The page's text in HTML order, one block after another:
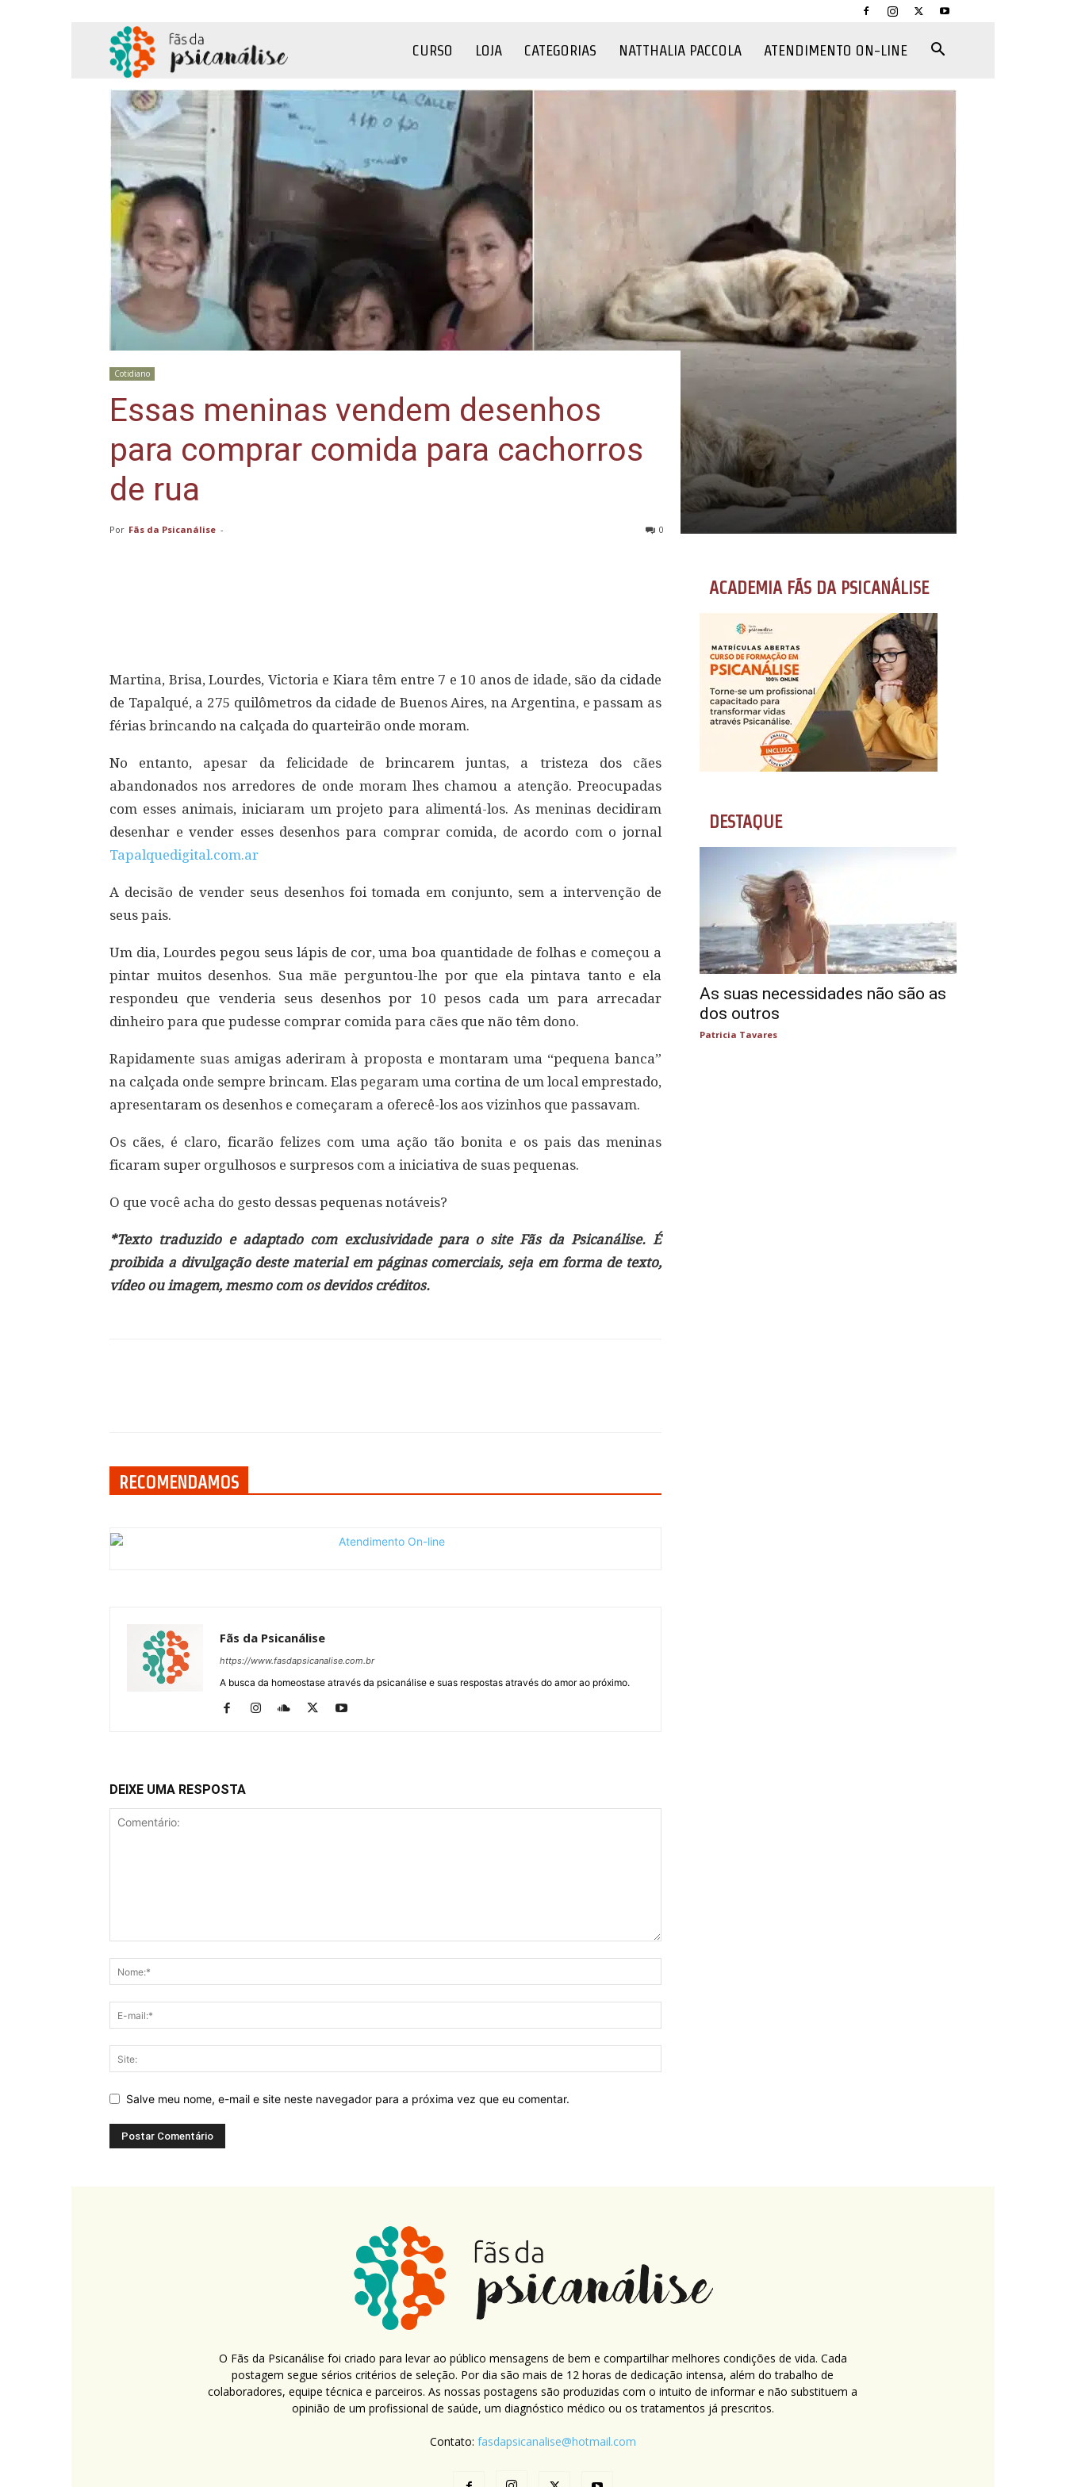
da
Psicanálise
CURSO LOJA CATEGORIAS NATTHALIA PACCOLA ATENDIMENTO ON-LINE
Cotidiano
Essas meninas vendem desenhos
para comprar comida para cachorros
de rua
Por Fãs da Psicanálise - 0
Martina, Brisa, Lourdes, Victoria e Kiara têm entre 7 e 10 anos de idade, são da cidade
de Tapalqué, a 275 quilômetros da cidade de Buenos Aires, na Argentina, e passam as
férias brincando na calçada do quarteirão onde moram.
No entanto, apesar da felicidade de brincarem juntas, a tristeza dos cães
abandonados nos arredores de onde moram lhes chamou a atenção. Preocupadas
com esses animais, iniciaram um projeto para alimentá-los. As meninas decidiram
desenhar e vender esses desenhos para comprar comida, de acordo com o jornal
Tapalquedigital.com.ar
A decisão de vender seus desenhos foi tomada em conjunto, sem a intervenção de
seus pais.
Um dia, Lourdes pegou seus lápis de cor, uma boa quantidade de folhas e começou a
pintar muitos desenhos. Sua mãe perguntou-lhe por que ela pintava tanto e ela
respondeu que venderia seus desenhos por 10 pesos cada um para arrecadar
dinheiro para que pudesse comprar comida para cães que não têm dono.
Rapidamente suas amigas aderiram à proposta e montaram uma “pequena banca”
na calçada onde sempre brincam. Elas pegaram uma cortina de um local emprestado,
apresentaram os desenhos e começaram a oferecê-los aos vizinhos que passavam.
Os cães, é claro, ficarão felizes com uma ação tão bonita e os pais das meninas
ficaram super orgulhosos e surpresos com a iniciativa de suas pequenas.
O que você acha do gesto dessas pequenas notáveis?
*Texto traduzido e adaptado com exclusividade para o site Fãs da Psicanálise. É
proibida a divulgação deste material em páginas comerciais, seja em forma de texto,
vídeo ou imagem, mesmo com os devidos créditos.
RECOMENDAMOS
Fãs da Psicanálise
https://www.fasdapsicanalise.com.br
A busca da homeostase através da psicanálise e suas respostas através do amor ao próximo.
DEIXE UMA RESPOSTA
Salve meu nome, e-mail e site neste navegador para a próxima vez que eu comentar.
ACADEMIA FÃS DA PSICANÁLISE
DESTAQUE
As suas necessidades não são as
dos outros
Patricia Tavares
O Fãs da Psicanálise foi criado para levar ao público mensagens de bem e compartilhar melhores condições de vida. Cada
postagem segue sérios critérios de seleção. Por dia são mais de 12 horas de dedicação intensa, além do trabalho de
colaboradores, equipe técnica e parceiros. As nossas postagens são produzidas com o intuito de informar e não substituem a
opinião de um profissional de saúde, um diagnóstico médico ou os tratamentos já prescritos.
Contato: fasdapsicanalise@hotmail.com